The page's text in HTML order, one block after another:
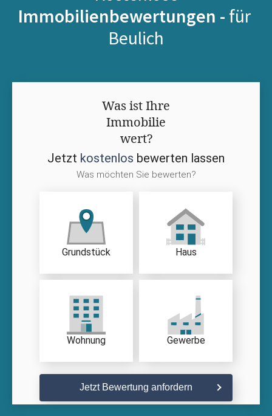
Immobilienbewertungen - für
Beulich
Was ist Ihre
Immobilie
wert?
Jetzt kostenlos bewerten lassen
Was möchten Sie bewerten?
Grundstück Haus
Wohnung Gewerbe
Jetzt Bewertung anfordern